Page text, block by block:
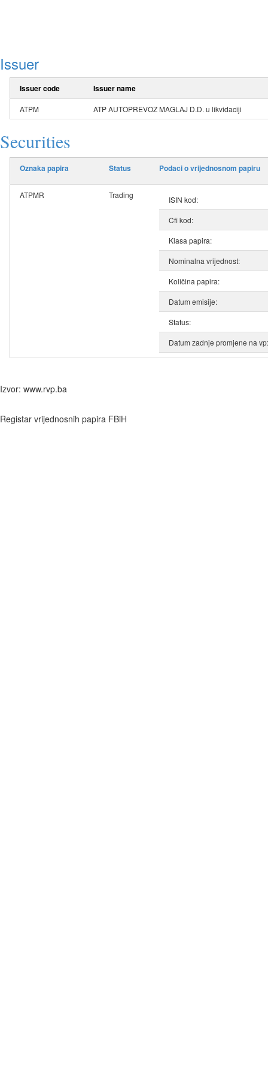
Issuer
Issuer code Issuer name
ATPM ATP AUTOPREVOZ MAGLAJ D.D. u likvidaciji
Securities
Oznaka papira Status Podaci o vrijednosnom papiru
ATPMR Trading
ISIN kod:
Cfi kod:
Klasa papira:
Nominalna vrijednost:
Količina papira:
Datum emisije:
Status:
Datum zadnje promjene na vp:
Izvor: www.rvp.ba
Registar vrijednosnih papira FBiH